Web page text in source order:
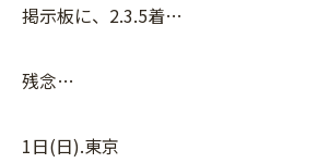
掲示板に、2.3.5着…
残念…
1日(日).東京